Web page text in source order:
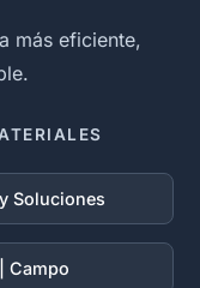
más eficiente,
Soluciones
Campo